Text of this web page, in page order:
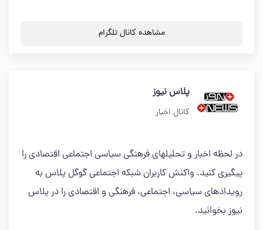
مشاهده کانال تلگرام
پلاس نیوز
کانال اخبار
در لحظه اخبار و تحلیلهای فرهنگی سیاسی اجتماعی اقتصادی را
پیگیری کنید. واکنش کاربران شبکه اجتماعی گوگل پلاس به
رویدادهای سیاسی، اجتماعی، فرهنگی و اقتصادی را در پلاس
نیوز بخوانید.